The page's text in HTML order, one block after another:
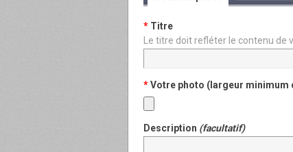
* Titre
Le titre doit refléter le contenu
*Votre photo (largeur minimum
Description (facultatif)